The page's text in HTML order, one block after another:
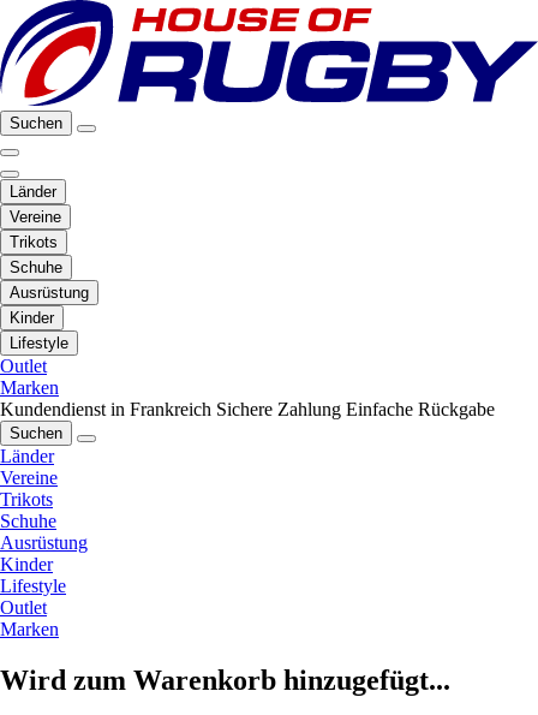
Suchen
Länder
Vereine
Trikots
Schuhe
Ausrüstung
Kinder
Lifestyle
Outlet
Marken
Kundendienst in Frankreich Sichere Zahlung Einfache Rückgabe
Suchen
Länder
Vereine
Trikots
Schuhe
Ausrüstung
Kinder
Lifestyle
Outlet
Marken
Wird zum Warenkorb hinzugefügt...